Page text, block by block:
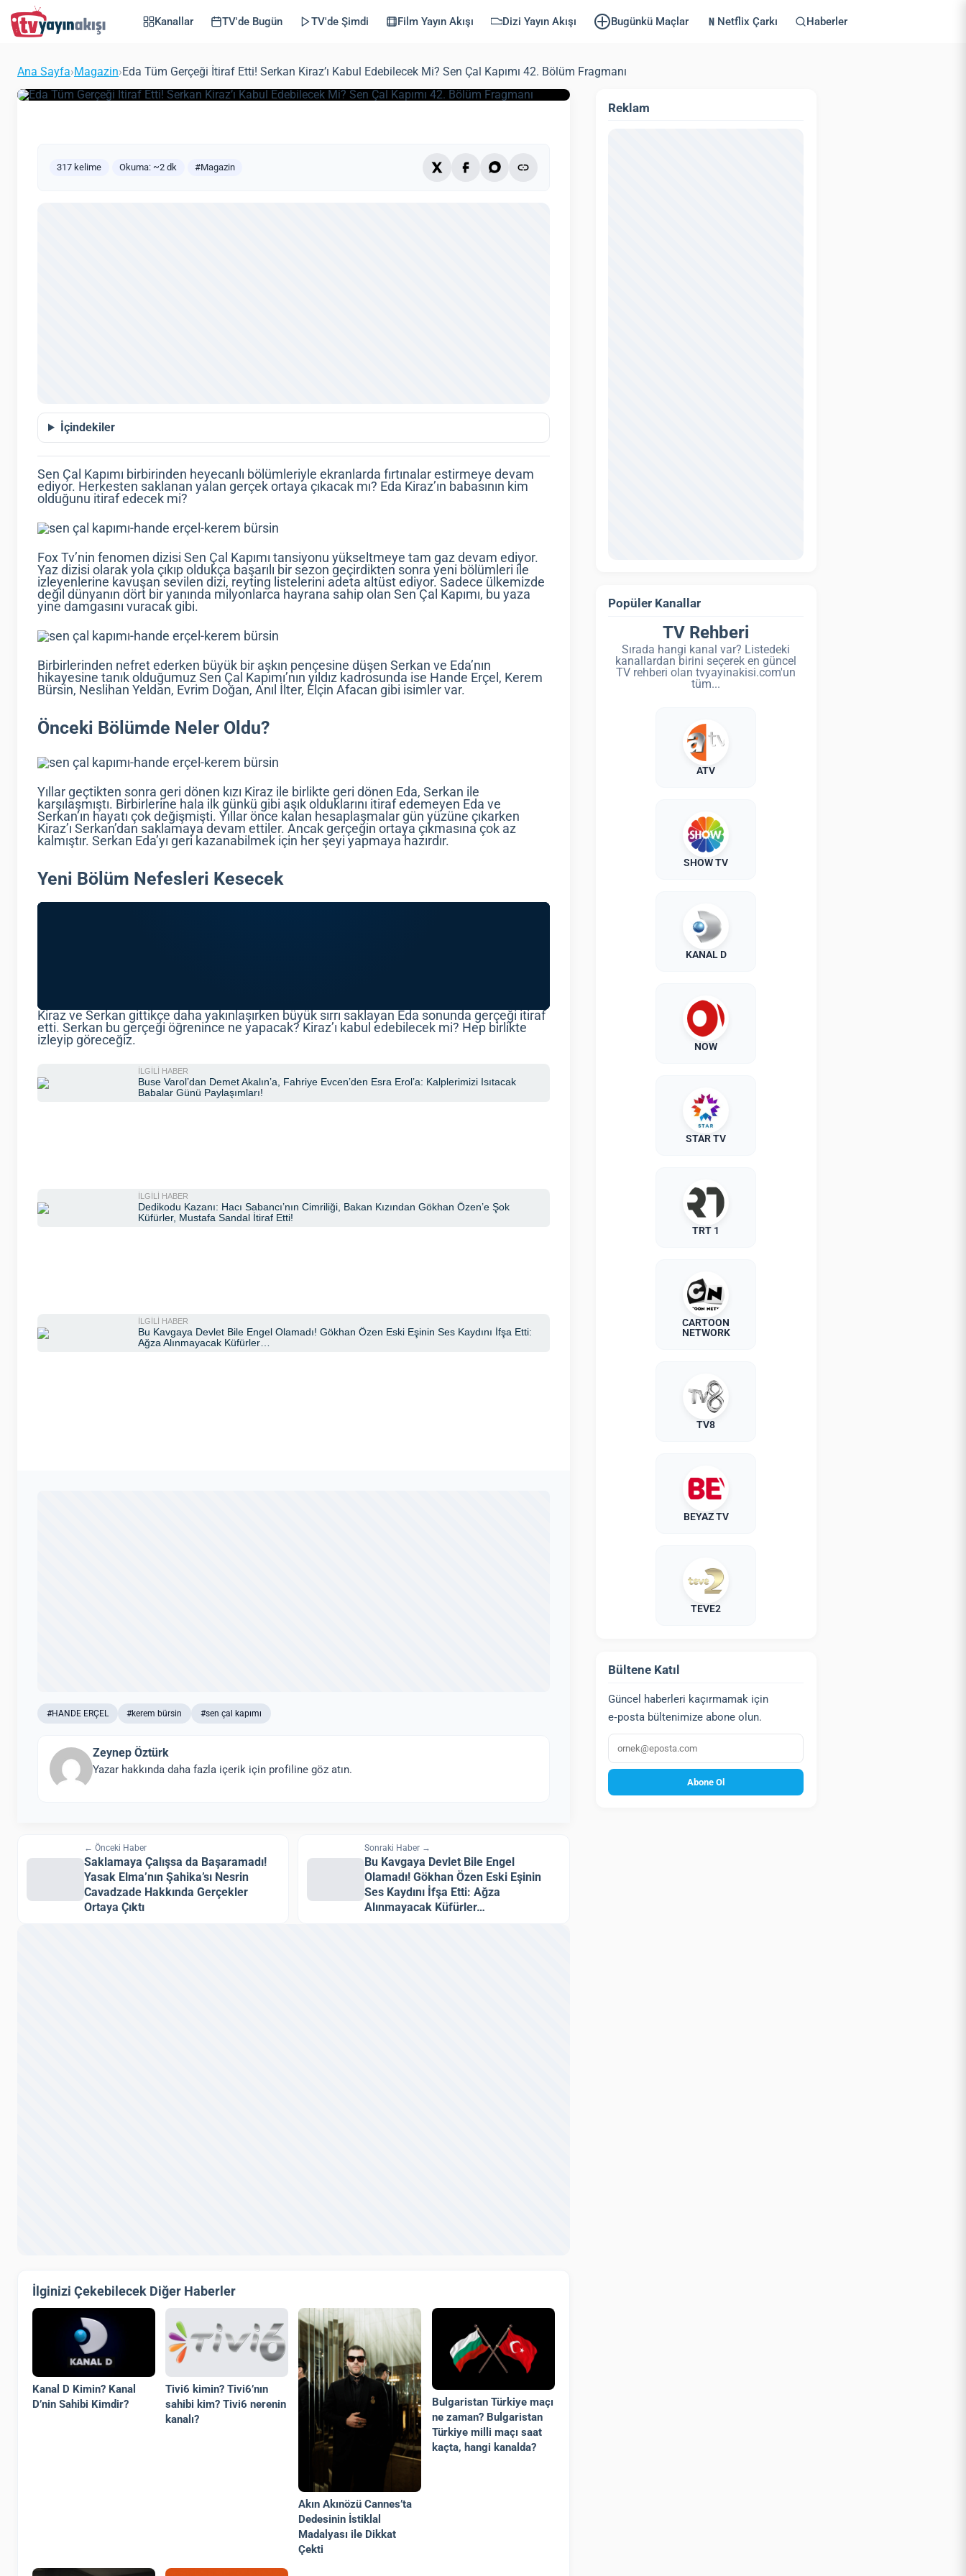
Kanallar TV'de Bugün TV'de Şimdi Film Yayın Akışı Dizi Yayın Akışı Bugünkü Maçlar Netflix Çarkı Haberler
Ana Sayfa›Magazin›Eda Tüm Gerçeği İtiraf Etti! Serkan Kiraz’ı Kabul Edebilecek Mi? Sen Çal Kapımı 42. Bölüm Fragmanı
Kapımı 42. Bölüm Fragmanı
Zeynep Öztürk Magazin 20 Haziran 2021(Güncellendi: 3 Ekim 2025) 2 dk
317 kelime Okuma: ~2 dk #Magazin
İçindekiler
Sen Çal Kapımı birbirinden heyecanlı bölümleriyle ekranlarda fırtınalar estirmeye devam
ediyor. Herkesten saklanan yalan gerçek ortaya çıkacak mı? Eda Kiraz’ın babasının kim
olduğunu itiraf edecek mi?
Fox Tv’nin fenomen dizisi Sen Çal Kapımı tansiyonu yükseltmeye tam gaz devam ediyor.
Yaz dizisi olarak yola çıkıp oldukça başarılı bir sezon geçirdikten sonra yeni bölümleri ile
izleyenlerine kavuşan sevilen dizi, reyting listelerini adeta altüst ediyor. Sadece ülkemizde
değil dünyanın dört bir yanında milyonlarca hayrana sahip olan Sen Çal Kapımı, bu yaza
yine damgasını vuracak gibi.
Birbirlerinden nefret ederken büyük bir aşkın pençesine düşen Serkan ve Eda’nın
hikayesine tanık olduğumuz Sen Çal Kapımı’nın yıldız kadrosunda ise Hande Erçel, Kerem
Bürsin, Neslihan Yeldan, Evrim Doğan, Anıl İlter, Elçin Afacan gibi isimler var.
Önceki Bölümde Neler Oldu?
Yıllar geçtikten sonra geri dönen kızı Kiraz ile birlikte geri dönen Eda, Serkan ile
karşılaşmıştı. Birbirlerine hala ilk günkü gibi aşık olduklarını itiraf edemeyen Eda ve
Serkan’ın hayatı çok değişmişti. Yıllar önce kalan hesaplaşmalar gün yüzüne çıkarken
Kiraz’ı Serkan’dan saklamaya devam ettiler. Ancak gerçeğin ortaya çıkmasına çok az
kalmıştır. Serkan Eda’yı geri kazanabilmek için her şeyi yapmaya hazırdır.
Yeni Bölüm Nefesleri Kesecek
Kiraz ve Serkan gittikçe daha yakınlaşırken büyük sırrı saklayan Eda sonunda gerçeği itiraf
etti. Serkan bu gerçeği öğrenince ne yapacak? Kiraz’ı kabul edebilecek mi? Hep birlikte
izleyip göreceğiz.
#HANDE ERÇEL #kerem bürsin #sen çal kapımı
Zeynep Öztürk
Yazar hakkında daha fazla içerik için profiline göz atın.
← Önceki Haber
Saklamaya Çalışsa da Başaramadı!
Yasak Elma’nın Şahika’sı Nesrin
Cavadzade Hakkında Gerçekler
Ortaya Çıktı
Sonraki Haber →
Bu Kavgaya Devlet Bile Engel
Olamadı! Gökhan Özen Eski Eşinin
Ses Kaydını İfşa Etti: Ağza
Alınmayacak Küfürler…
İlginizi Çekebilecek Diğer Haberler
Kanal D Kimin? Kanal
D’nin Sahibi Kimdir?
Tivi6 kimin? Tivi6’nın
sahibi kim? Tivi6 nerenin
kanalı?
Akın Akınözü Cannes’ta
Dedesinin İstiklal
Madalyası ile Dikkat
Çekti
Bulgaristan Türkiye maçı
ne zaman? Bulgaristan
Türkiye milli maçı saat
kaçta, hangi kanalda?
Reklam
Popüler Kanallar
TV Rehberi
Sırada hangi kanal var? Listedeki
kanallardan birini seçerek en güncel
TV rehberi olan tvyayinakisi.com'un
tüm...
ATV
SHOW TV
KANAL D
NOW
STAR TV
TRT 1
CARTOON
NETWORK
TV8
BEYAZ TV
TEVE2
Bültene Katıl
Güncel haberleri kaçırmamak için
e‑posta bültenimize abone olun.
E‑posta
Abone Ol